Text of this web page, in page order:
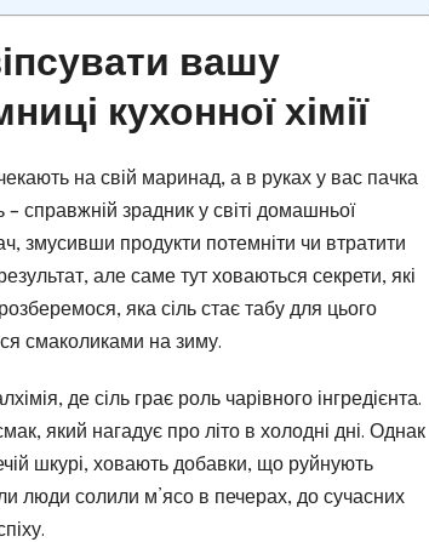
вашу
кухонної хімії
чекають на свій маринад, а в руках у вас пачка
справжній зрадник у світі домашньої
змусивши продукти потемніти чи втратити
але саме тут ховаються секрети, які
яка сіль стає табу для цього
смаколиками на зиму.
де сіль грає роль чарівного інгредієнта.
який нагадує про літо в холодні дні. Однак
шкурі, ховають добавки, що руйнують
люди солили м’ясо в печерах, до сучасних